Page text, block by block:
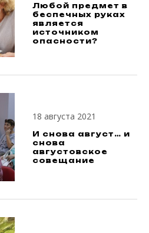
Любой предмет в
беспечных руках
является
источником
опасности?
18 августа 2021
И снова август… и
снова
августовское
совещание